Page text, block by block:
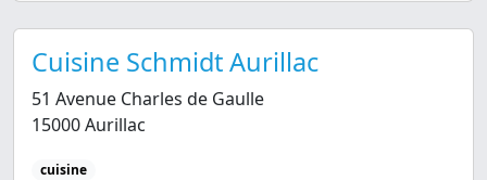
Cuisine Schmidt Aurillac
51 Avenue Charles de Gaulle
15000 Aurillac
cuisine